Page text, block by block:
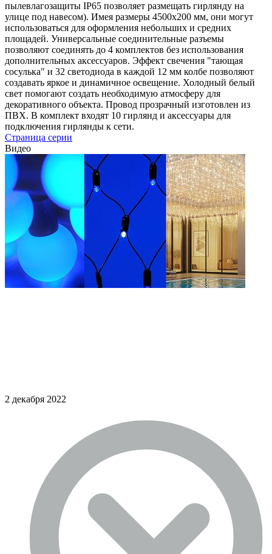
пылевлагозащиты IP65 позволяет размещать гирлянду на
улице под навесом). Имея размеры 4500x200 мм, они могут
использоваться для оформления небольших и средних
площадей. Универсальные соединительные разъемы
позволяют соединять до 4 комплектов без использования
дополнительных аксессуаров. Эффект свечения "тающая
сосулька" и 32 светодиода в каждой 12 мм колбе позволяют
создавать яркое и динамичное освещение. Холодный белый
свет помогают создать необходимую атмосферу для
декоративного объекта. Провод прозрачный изготовлен из
ПВХ. В комплект входят 10 гирлянд и аксессуары для
подключения гирлянды к сети.
Страница серии
Видео
2 декабря 2022